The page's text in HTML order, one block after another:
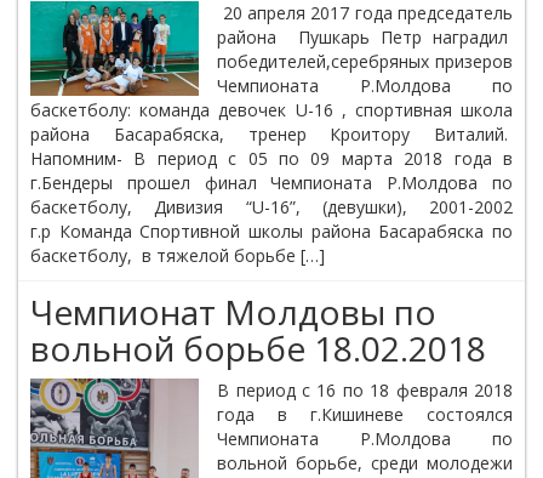
20 апреля 2017 года председатель
района Пушкарь Петр наградил
победителей,серебряных призеров
Чемпионата Р.Молдова по
баскетболу: команда девочек U-16 , спортивная школа
района Басарабяска, тренер Кроитору Виталий.
Напомним- В период с 05 по 09 марта 2018 года в
г.Бендеры прошел финал Чемпионата Р.Молдова по
баскетболу, Дивизия “U-16”, (девушки), 2001-2002
г.р Команда Спортивной школы района Басарабяска по
баскетболу, в тяжелой борьбе […]
Чемпионат Молдовы по
вольной борьбе 18.02.2018
В период с 16 по 18 февраля 2018
года в г.Кишиневе состоялся
Чемпионата Р.Молдова по
вольной борьбе, среди молодежи